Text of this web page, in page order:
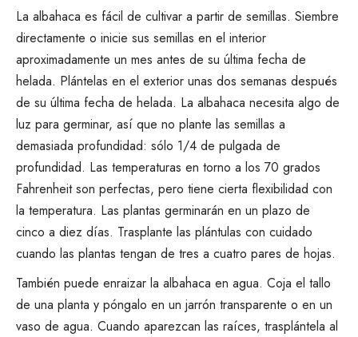
La albahaca es fácil de cultivar a partir de semillas. Siembre
directamente o inicie sus semillas en el interior
aproximadamente un mes antes de su última fecha de
helada. Plántelas en el exterior unas dos semanas después
de su última fecha de helada. La albahaca necesita algo de
luz para germinar, así que no plante las semillas a
demasiada profundidad: sólo 1/4 de pulgada de
profundidad. Las temperaturas en torno a los 70 grados
Fahrenheit son perfectas, pero tiene cierta flexibilidad con
la temperatura. Las plantas germinarán en un plazo de
cinco a diez días. Trasplante las plántulas con cuidado
cuando las plantas tengan de tres a cuatro pares de hojas.
También puede enraizar la albahaca en agua. Coja el tallo
de una planta y póngalo en un jarrón transparente o en un
vaso de agua. Cuando aparezcan las raíces, trasplántela al